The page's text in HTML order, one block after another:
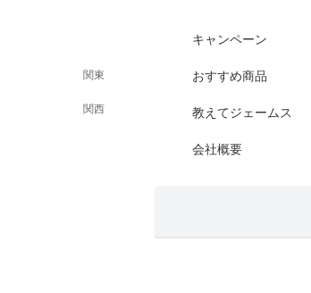
関東
関西
キャンペーン
おすすめ商品
教えてジェームス
会社概要